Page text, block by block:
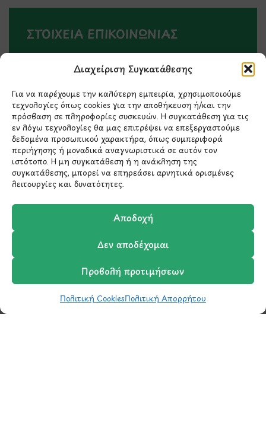
Διαχείριση Συγκατάθεσης
Για να παρέχουμε την καλύτερη εμπειρία, χρησιμοποιούμε
τεχνολογίες όπως cookies για την αποθήκευση ή/και την
πρόσβαση σε πληροφορίες συσκευών. Η συγκατάθεση για τις
εν λόγω τεχνολογίες θα μας επιτρέψει να επεξεργαστούμε
δεδομένα προσωπικού χαρακτήρα, όπως συμπεριφορά
περιήγησης ή μοναδικά αναγνωριστικά σε αυτόν τον
ιστότοπο. Η μη συγκατάθεση ή η ανάκληση της
συγκατάθεσης, μπορεί να επηρεάσει αρνητικά ορισμένες
λειτουργίες και δυνατότητες.
Αποδοχή
Δεν αποδέχομαι
Προβολή προτιμήσεων
Πολιτική CookiesΠολιτική Απορρήτου
ΣΤΟΙΧΕΙΑ ΕΠΙΚΟΙΝΩΝΙΑΣ
Holargos Center (Ισόγειο)
Χολαργός 15561
210 6522282
info@ypografi.com
Έχετε ερωτήσεις σχετικά με ένα προϊόν ή μια
παραγγελία; Στείλτε μας ένα email και θα
ΚαλάθιΣύγκριση
Ο Λογαριασμός μου